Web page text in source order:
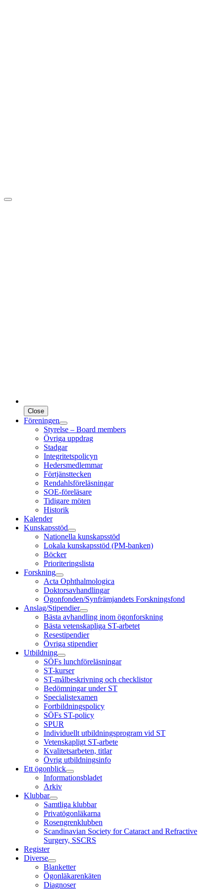
Close
Föreningen
Styrelse – Board members
Övriga uppdrag
Stadgar
Integritetspolicyn
Hedersmedlemmar
Förtjänsttecken
Rendahlsföreläsningar
SOE-föreläsare
Tidigare möten
Historik
Kalender
Kunskapsstöd
Nationella kunskapsstöd
Lokala kunskapsstöd (PM-banken)
Böcker
Prioriteringslista
Forskning
Acta Ophthalmologica
Doktorsavhandlingar
Ögonfonden/Synfrämjandets Forskningsfond
Anslag/Stipendier
Bästa avhandling inom ögonforskning
Bästa vetenskapliga ST-arbetet
Resestipendier
Övriga stipendier
Utbildning
SÖFs lunchföreläsningar
ST-kurser
ST-målbeskrivning och checklistor
Bedömningar under ST
Specialistexamen
Fortbildningspolicy
SÖFs ST-policy
SPUR
Individuellt utbildningsprogram vid ST
Vetenskapligt ST-arbete
Kvalitetsarbeten, titlar
Övrig utbildningsinfo
Ett ögonblick
Informationsbladet
Arkiv
Klubbar
Samtliga klubbar
Privatögonläkarna
Rosengrenklubben
Scandinavian Society for Cataract and Refractive
Surgery, SSCRS
Register
Diverse
Blanketter
Ögonläkarenkäten
Diagnoser